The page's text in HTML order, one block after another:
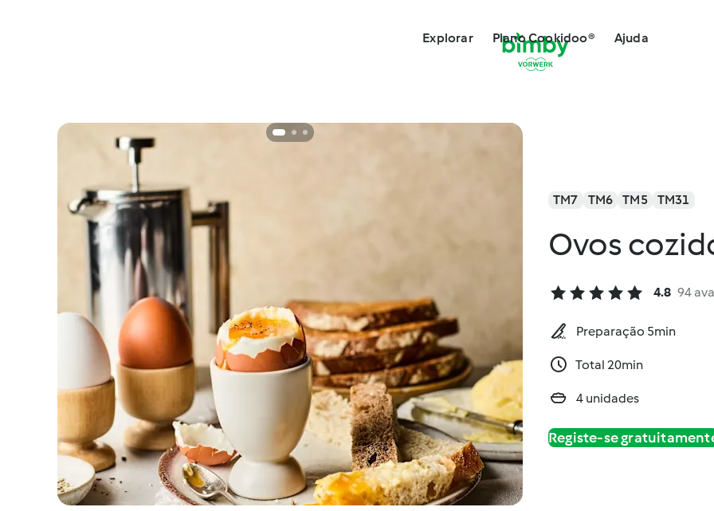
Explorar Plano Cookidoo® Ajuda
TM7 TM6 TM5 TM31
Ovos
4.8 94
Preparação 5min
Total 20min
4 unidades
Registe-se